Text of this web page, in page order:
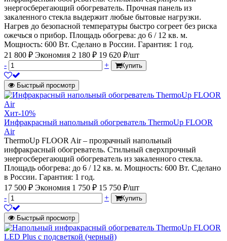
энергосберегающий обогреватель. Прочная панель из
закаленного стекла выдержит любые бытовые нагрузки.
Нагрев до безопасной температуры быстро согреет без риска
ожечься о прибор. Площадь обогрева: до 6 / 12 кв. м.
Мощность: 600 Вт. Сделано в России. Гарантия: 1 год.
21 800 ₽ Экономия 2 180 ₽ 19 620 ₽/шт
-
+ Купить
Быстрый просмотр
Хит-10%
Инфракрасный напольный обогреватель ThermoUp FLOOR
Air
ThermoUp FLOOR Air – прозрачный напольный
инфракрасный обогреватель. Стильный сверхпрочный
энергосберегающий обогреватель из закаленного стекла.
Площадь обогрева: до 6 / 12 кв. м. Мощность: 600 Вт. Сделано
в России. Гарантия: 1 год.
17 500 ₽ Экономия 1 750 ₽ 15 750 ₽/шт
-
+ Купить
Быстрый просмотр